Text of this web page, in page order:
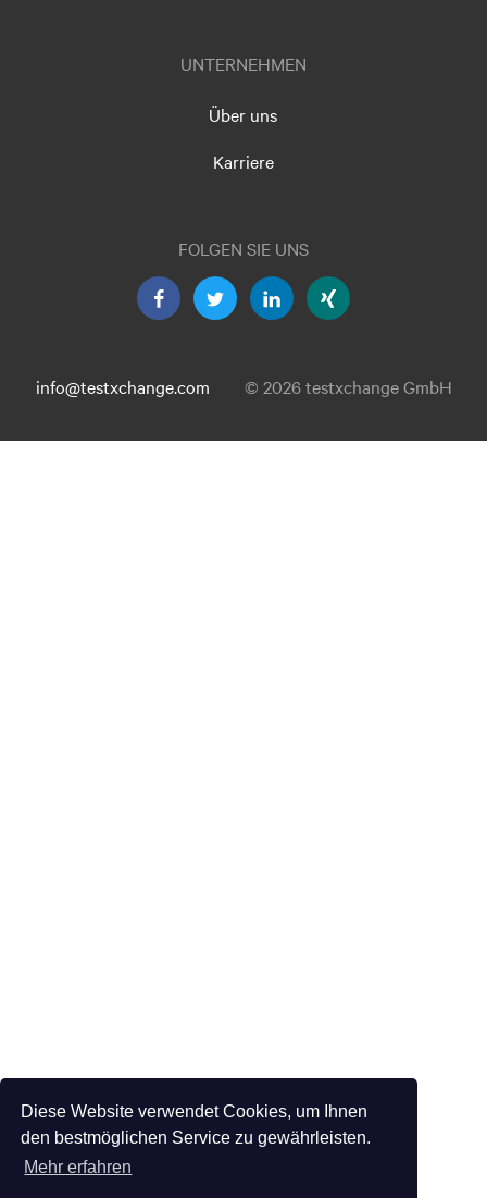
Diese Website verwendet Cookies, um Ihnen
den bestmöglichen Service zu gewährleisten.
Mehr erfahren
UNTERNEHMEN
Über uns
Karriere
FOLGEN SIE UNS
info@testxchange.com © 2026 testxchange GmbH